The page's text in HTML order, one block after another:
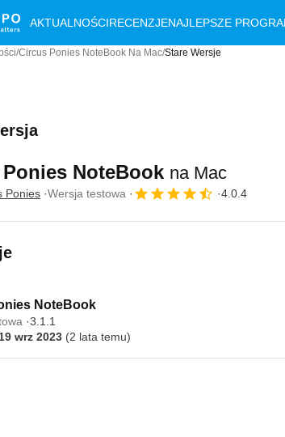
AKTUALNOŚCIRECENZJENAJLEPSZE
Circus Ponies NoteBook Na Mac Stare Wersje
NoteBook na Mac
Ponies Wersja testowa 4.0.4
NoteBook
3.1.1
19 wrz 2023 (2 lata temu)